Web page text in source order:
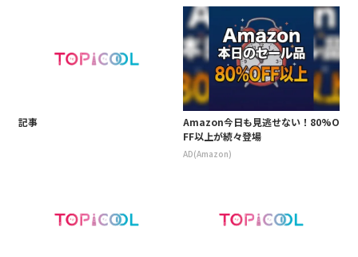
記事
Amazon今日も見逃せない！80%O
FF以上が続々登場
AD(Amazon)